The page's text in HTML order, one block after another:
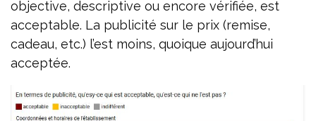
objective, descriptive ou encore vérifiée, est
acceptable. La publicité sur le prix (remise,
cadeau, etc.) l’est moins, quoique aujourd’hui
acceptée.